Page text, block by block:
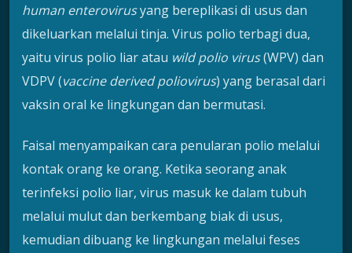
human enterovirusyang bereplikasi di usus dan
dikeluarkan melalui tinja. Virus polio terbagi dua,
yaitu virus polio liar atau wild polio virus(WPV) dan
VDPV (vaccine derived poliovirus) yang berasal dari
vaksin oral ke lingkungan dan bermutasi.
Faisal menyampaikan cara penularan polio melalui
kontak orang ke orang. Ketika seorang anak
terinfeksi polio liar, virus masuk ke dalam tubuh
melalui mulut dan berkembang biak di usus,
kemudian dibuang ke lingkungan melalui feses